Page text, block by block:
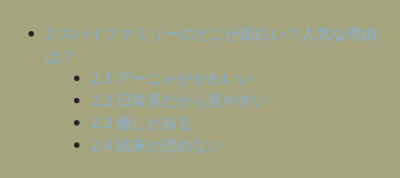
2 スパイファミリーのどこが面白い？人気な理由
は？
2.1 アーニャがかわいい
2.2 日常系だから見やすい
2.3 癒しがある
2.4結末が読めない